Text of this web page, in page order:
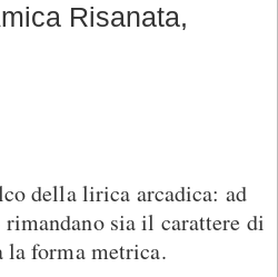
Risanata,
della lirica arcadica: ad
sia il carattere di
la forma metrica.